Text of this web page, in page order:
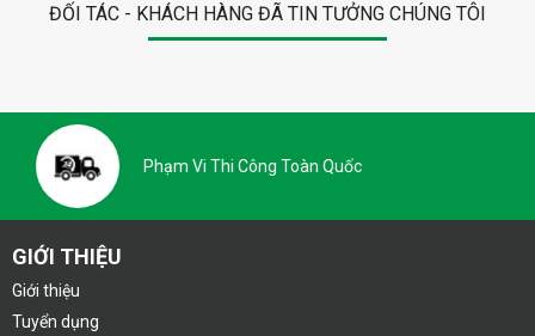
ĐỐI TÁC - KHÁCH HÀNG ĐÃ TIN TƯỞNG CHÚNG TÔI
Phạm Vi Thi Công Toàn Quốc
GIỚI THIỆU
Giới thiệu
Tuyển dụng